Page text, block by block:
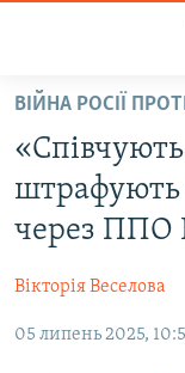
Перейти
основного
матеріалу
Перейти
основної
навігації
Перейти
ВОДА.КРИМ
ВІДЕО ТА ФОТО
БЛОГИ
ПОГЛЯД
ВІЙНА РОСІЇ
штрафують
через ППО
Вікторія Веселова
05 липень 2025,